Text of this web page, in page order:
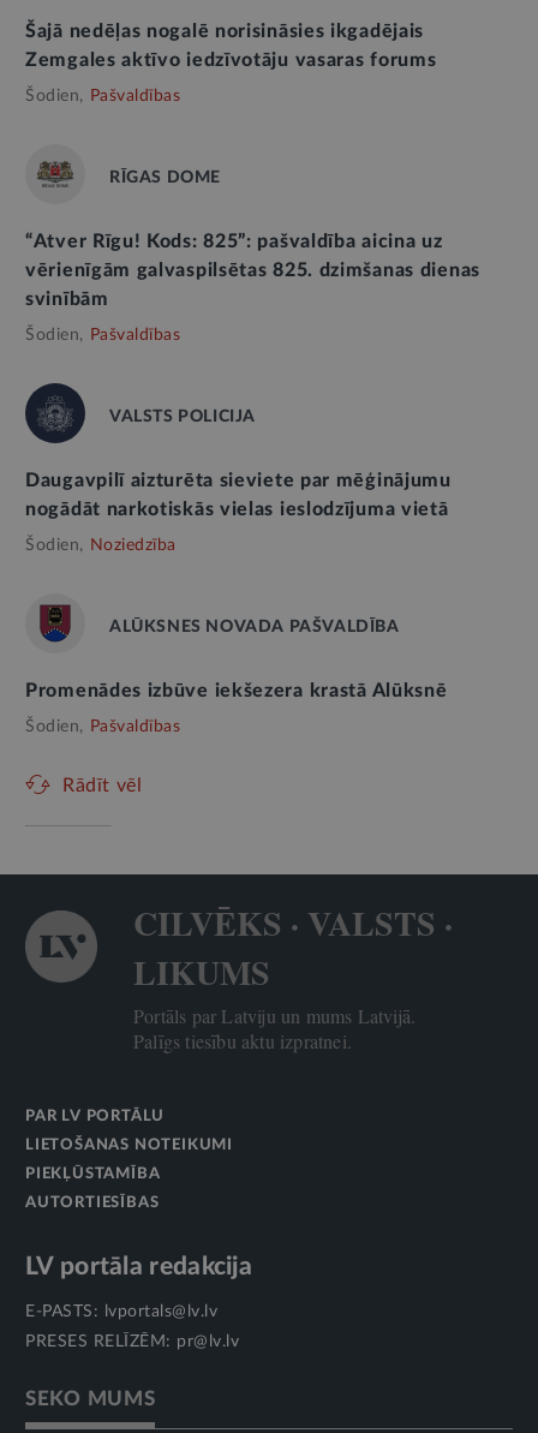
Šajā nedēļas nogalē norisināsies ikgadējais
Zemgales aktīvo iedzīvotāju vasaras forums
Šodien, Pašvaldības
RĪGAS DOME
“Atver Rīgu! Kods: 825”: pašvaldība aicina uz
vērienīgām galvaspilsētas 825. dzimšanas dienas
svinībām
Šodien, Pašvaldības
VALSTS POLICIJA
Daugavpilī aizturēta sieviete par mēģinājumu
nogādāt narkotiskās vielas ieslodzījuma vietā
Šodien, Noziedzība
ALŪKSNES NOVADA PAŠVALDĪBA
Promenādes izbūve iekšezera krastā Alūksnē
Šodien, Pašvaldības
Rādīt vēl
CILVĒKS · VALSTS ·
LIKUMS
Portāls par Latviju un mums Latvijā.
Palīgs tiesību aktu izpratnei.
PAR LV PORTĀLU
LIETOŠANAS NOTEIKUMI
PIEKĻŪSTAMĪBA
AUTORTIESĪBAS
LV portāla redakcija
E-PASTS:
lvportals@lv.lv
PRESES RELĪZĒM: pr@lv.lv
SEKO MUMS